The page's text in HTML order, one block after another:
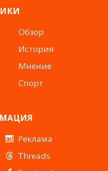
Обзор
История
Мнение
Спорт
Реклама
Threads